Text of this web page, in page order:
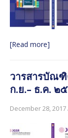
[Read more]
วารสารบัณ
ก.ย.– ธ.ค. ๒
December 28,